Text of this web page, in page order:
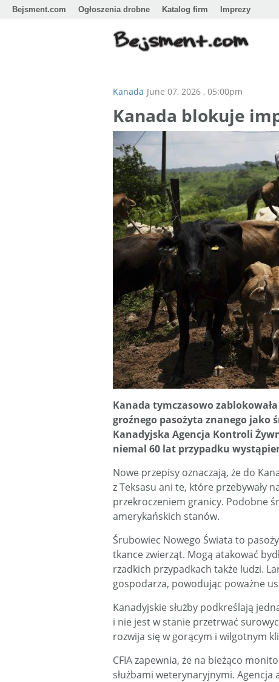
Bejsment.com Ogłoszenia drobne Katalog firm Imprezy
Kanada June 07, 2026 , 05:00pm
Kanada blokuje
Kanada tymczasowo
groźnego pasożyta znanego jako
Kanadyjska Agencja Kontroli
niemal 60 lat przypadku
Nowe przepisy oznaczają, że do
z Teksasu ani te, które przebywały
przekroczeniem granicy. Podobne
amerykańskich stanów.
Śrubowiec Nowego Świata to
tkance zwierząt. Mogą atakować
rzadkich przypadkach także ludzi.
gospodarza, powodując poważne
Kanadyjskie służby podkreślają
i nie jest w stanie przetrwać
rozwija się w gorącym i wilgotnym
CFIA zapewnia, że na bieżąco
służbami weterynaryjnymi.